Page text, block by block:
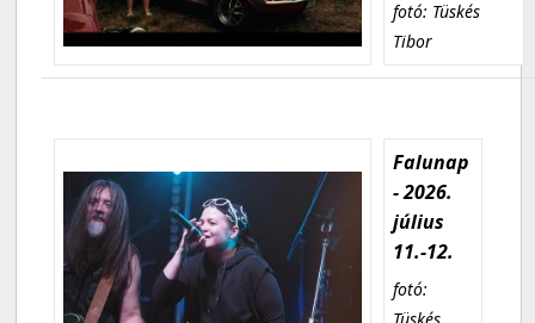
fotó: Tüskés
Tibor
Falunap
- 2026.
július
11.-12.
fotó: